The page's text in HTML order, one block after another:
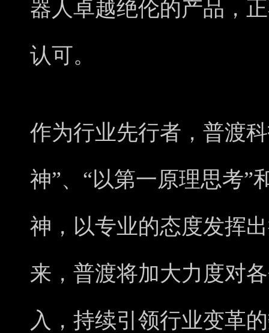
器人卓越绝伦的产品，
认可。
作为行业先行者，普渡
神”、“以第一原理思考”
神，以专业的态度发挥
来，普渡将加大力度对
入，持续引领行业变革